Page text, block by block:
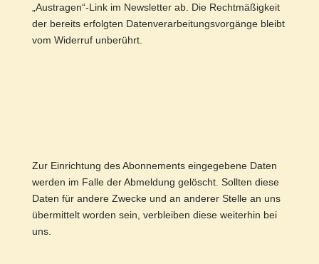
„Austragen“-Link im Newsletter ab. Die Rechtmäßigkeit
der bereits erfolgten Datenverarbeitungsvorgänge bleibt
vom Widerruf unberührt.
Zur Einrichtung des Abonnements eingegebene Daten
werden im Falle der Abmeldung gelöscht. Sollten diese
Daten für andere Zwecke und an anderer Stelle an uns
übermittelt worden sein, verbleiben diese weiterhin bei
uns.